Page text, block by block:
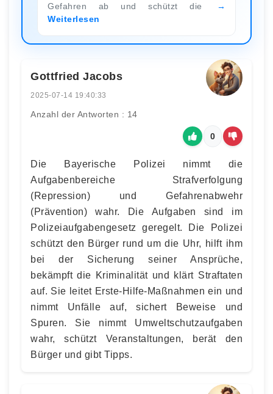
Gefahren ab und schützt die
Weiterlesen
Gottfried Jacobs
2025-07-14 19:40:33
Anzahl der Antworten : 14
0
Die Bayerische Polizei nimmt die
Aufgabenbereiche Strafverfolgung
(Repression) und Gefahrenabwehr
(Prävention) wahr. Die Aufgaben sind im
Polizeiaufgabengesetz geregelt. Die Polizei
schützt den Bürger rund um die Uhr, hilft ihm
bei der Sicherung seiner Ansprüche,
bekämpft die Kriminalität und klärt Straftaten
auf. Sie leitet Erste-Hilfe-Maßnahmen ein und
nimmt Unfälle auf, sichert Beweise und
Spuren. Sie nimmt Umweltschutzaufgaben
wahr, schützt Veranstaltungen, berät den
Bürger und gibt Tipps.